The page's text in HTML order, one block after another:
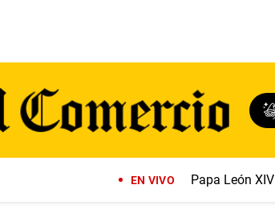
EN VIVO Papa León XIV